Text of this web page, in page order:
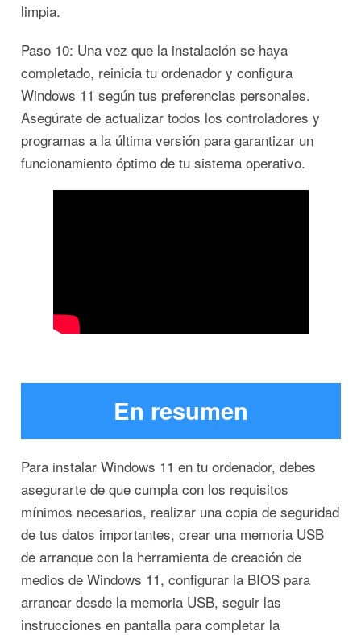
limpia.
Paso 10: Una vez que la instalación se haya
completado, reinicia tu ordenador y configura
Windows 11 según tus preferencias personales.
Asegúrate de actualizar todos los controladores y
programas a la última versión para garantizar un
funcionamiento óptimo de tu sistema operativo.
En resumen
Para instalar Windows 11 en tu ordenador, debes
asegurarte de que cumpla con los requisitos
mínimos necesarios, realizar una copia de seguridad
de tus datos importantes, crear una memoria USB
de arranque con la herramienta de creación de
medios de Windows 11, configurar la BIOS para
arrancar desde la memoria USB, seguir las
instrucciones en pantalla para completar la